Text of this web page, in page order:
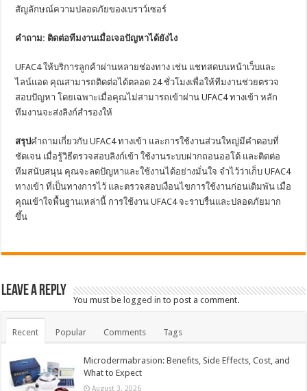
สัญลักษณ์ความปลอดภัยของเบราว์เซอร์
คำถาม: ติดต่อทีมงานเมื่อเจอปัญหาได้ยังไง
UFAC4 ให้บริการลูกค้าผ่านหลายช่องทาง เช่น แชทสดบนหน้าเว็บและ
ไลน์แอด คุณสามารถติดต่อได้ตลอด 24 ชั่วโมงเพื่อให้ทีมงานช่วยตรวจ
สอบปัญหา โดยเฉพาะเมื่อคุณไม่สามารถเข้าผ่าน UFAC4 ทางเข้า หลัก
ทีมงานจะส่งลิงก์สำรองให้
สรุปคำถามเกี่ยวกับ UFAC4 ทางเข้า และการใช้งานส่วนใหญ่มีคำตอบที่
ชัดเจน เมื่อรู้วิธีตรวจสอบลิงก์เข้า ใช้งานระบบฝากถอนออโต้ และติดต่อ
ทีมสนับสนุน คุณจะลดปัญหาและใช้งานได้อย่างมั่นใจ จำไว้ว่าเก็บ UFAC4
ทางเข้า ที่เป็นทางการไว้ และตรวจสอบเงื่อนไขการใช้งานก่อนเดิมพัน เมื่อ
คุณเข้าใจพื้นฐานเหล่านี้ การใช้งาน UFAC4 จะราบรื่นและปลอดภัยมาก
ขึ้น
Leave a Reply
You must belogged in to post a comment.
Recent Popular Comments Tags
Microdermabrasion: Benefits, Side Effects, Cost, and
What to Expect
August 3, 2026